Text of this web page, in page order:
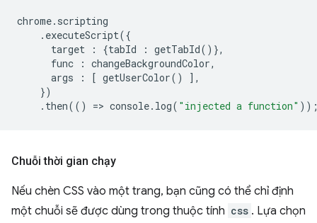
chrome. scripting
. executeScript({
target
: {tabId : getTabId()},
func
: changeBackgroundColor,
args
: [ getUserColor()
],
})
. then(() => console. log( "injected a function"
Chuỗi thời gian chạy
Nếu chèn CSS vào một trang, bạn cũng có thể chỉ định
một chuỗi sẽ được dùng trong thuộc tính css . Lựa chọn